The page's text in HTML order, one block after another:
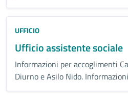
UFFICIO
Ufficio assistente sociale
Informazioni per accoglimenti
Diurno e Asilo Nido.